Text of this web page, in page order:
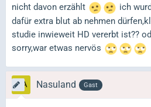
nicht davon erzählt
ich
dafür extra blut ab nehmen
studie inwieweit HD vererbt ist??
sorry,war etwas nervös
Nasuland Gast